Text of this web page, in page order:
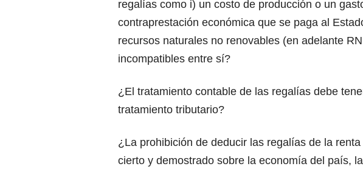
regalías como i) un costo de producción o un
contraprestación económica que se paga al
recursos naturales no renovables (en adelante
incompatibles entre sí?
¿El tratamiento contable de las regalías debe
tratamiento tributario?
¿La prohibición de deducir las regalías de la
cierto y demostrado sobre la economía del país,